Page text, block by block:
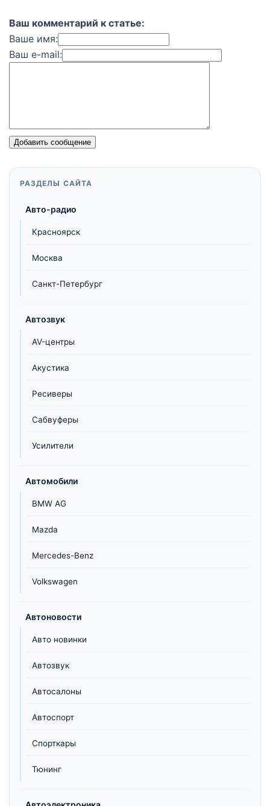
Ваш комментарий к статье:
Ваше имя:
Ваш e-mail:
Добавить сообщение
РАЗДЕЛЫ САЙТА
Авто-радио
Красноярск
Москва
Санкт-Петербург
Автозвук
AV-центры
Акустика
Ресиверы
Сабвуферы
Усилители
Автомобили
BMW AG
Mazda
Mercedes-Benz
Volkswagen
Автоновости
Авто новинки
Автозвук
Автосалоны
Автоспорт
Спорткары
Тюнинг